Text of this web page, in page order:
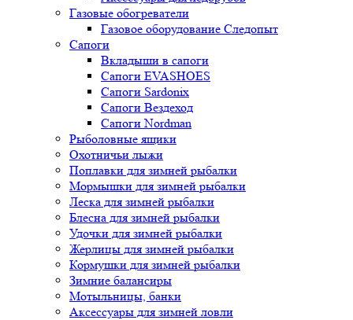
Газовые обогреватели
Газовое оборудование Следопыт
Сапоги
Вкладыши в сапоги
Сапоги EVASHOES
Сапоги Sardonix
Сапоги Вездеход
Сапоги Nordman
Рыболовные ящики
Охотничьи лыжи
Поплавки для зимней рыбалки
Мормышки для зимней рыбалки
Леска для зимней рыбалки
Блесна для зимней рыбалки
Удочки для зимней рыбалки
Жерлицы для зимней рыбалки
Кормушки для зимней рыбалки
Зимние балансиры
Мотыльницы, банки
Аксессуары для зимней ловли